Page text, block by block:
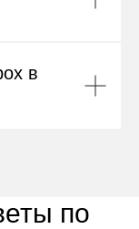
в
по